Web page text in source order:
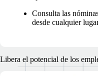
Consulta las
desde cualquier
Libera el potencial de los